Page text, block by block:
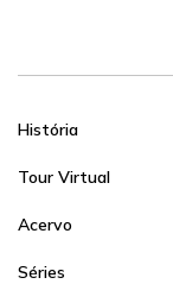
História
Tour Virtual
Acervo
Séries